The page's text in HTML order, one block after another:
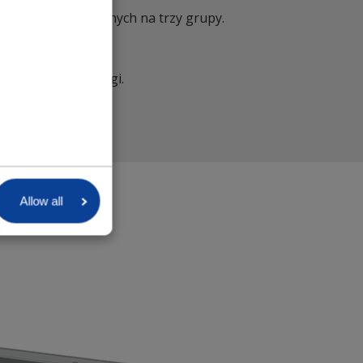
Allow all
profili podzielonych na trzy grupy.
profile podłogi.